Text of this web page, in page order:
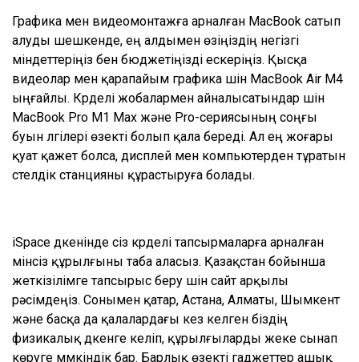
Графика мен видеомонтажға арналған MacBook сатып
алуды шешкенде, ең алдымен өзіңіздің негізгі
міндеттеріңіз бен бюджетіңізді ескеріңіз. Қысқа
видеолар мен қарапайым графика үшін MacBook Air M4
ыңғайлы. Күрделі жобалармен айналысатындар үшін
MacBook Pro M1 Max және Pro-сериясының соңғы
буын үлгілері өзекті болып қала береді. Ал ең жоғары
қуат қажет болса, дисплей мен компьютерден тұратын
үстелдік станцияны құрастыруға болады.
iSpace дүкенінде сіз күрделі тапсырмаларға арналған
мінсіз құрылғыны таба аласыз. Қазақстан бойынша
жеткізілімге тапсырыс беру үшін сайт арқылы
рәсімдеңіз. Сонымен қатар, Астана, Алматы, Шымкент
және басқа да қалалардағы кез келген біздің
физикалық дүкенге келіп, құрылғыларды жеке сынап
көруге мүмкіндік бар. Барлық өзекті гаджеттер ашық